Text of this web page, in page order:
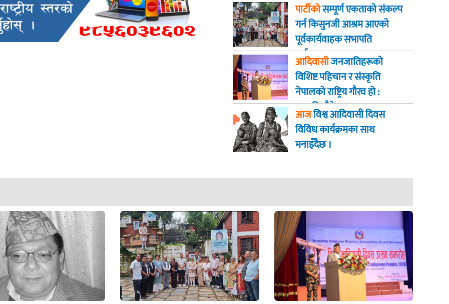
पार्टीकोसम्पूर्ण एकताको संकल्प
गर्न किसुनजी आश्रम आएकाे
पूर्वकार्यवाहक सभापति
पूर्णबहादुर खड्का
आदिवासीजनजातिहरूको
विशिष्ट पहिचान र संस्कृति
नेपालको राष्ट्रिय गौरव हो :
राष्ट्रपति पौडेल
आजविश्व आदिवासी दिवस
विविध कार्यक्रमका साथ
मनाइँदैछ ।